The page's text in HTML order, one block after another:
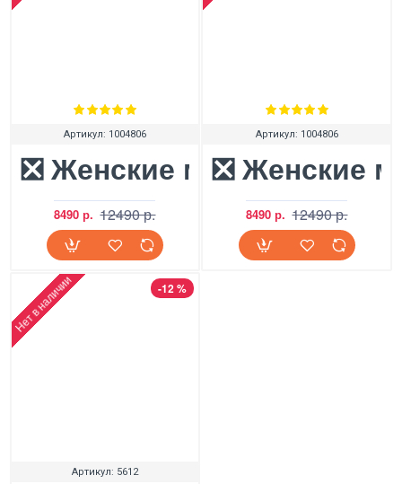
Артикул: 1004806
❎ Женские мокасины
8490 р. 12490 р.
Артикул: 1004806
❎ Женские
8490 р. 12490 р.
-12 %
Нет в наличии
Артикул: 5612